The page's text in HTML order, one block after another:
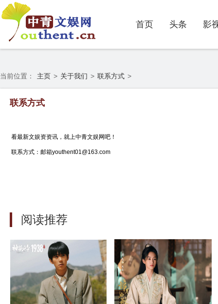
首页 头条 影
当前位置： 主页 > 关于我们 > 联系方式 >
联系方式
看最新文娱资资讯，就上中青文娱网吧！
联系方式：邮箱youthent01@163.com
阅读推荐